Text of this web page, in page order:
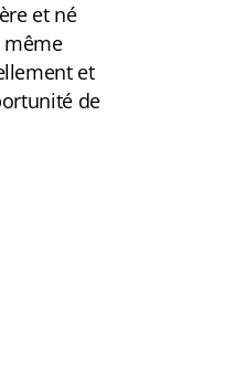
et né
même
et
de